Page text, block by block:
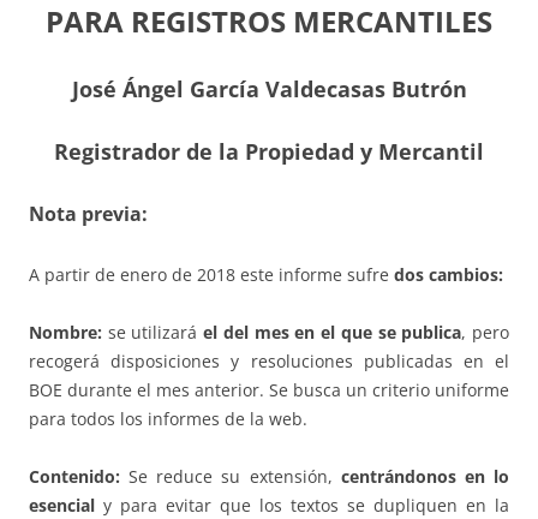
PARA REGISTROS MERCANTILES
José Ángel García Valdecasas Butrón
Registrador de la Propiedad y Mercantil
Nota previa:
A partir de enero de 2018 este informe sufre dos cambios:
Nombre: se utilizaráel del mes en el que se publica, pero
recogerá disposiciones y resoluciones publicadas en el
BOE durante el mes anterior. Se busca un criterio uniforme
para todos los informes de la web.
Contenido: Se reduce su extensión, centrándonos en lo
esencial y para evitar que los textos se dupliquen en la